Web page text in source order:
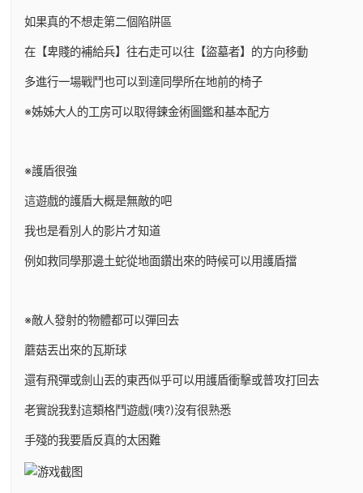
如果真的不想走第二個陷阱區
在【卑賤的補給兵】往右走可以往【盜墓者】的方向移動
多進行一場戰鬥也可以到達同學所在地前的椅子
※姊姊大人的工房可以取得鍊金術圖鑑和基本配方
※護盾很強
這遊戲的護盾大概是無敵的吧
我也是看別人的影片才知道
例如救同學那邊土蛇從地面鑽出來的時候可以用護盾擋
※敵人發射的物體都可以彈回去
蘑菇丟出來的瓦斯球
還有飛彈或劍山丟的東西似乎可以用護盾衝擊或普攻打回去
老實說我對這類格鬥遊戲(咦?)沒有很熟悉
手殘的我要盾反真的太困難